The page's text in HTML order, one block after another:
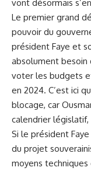
vont désormais
Le premier grand
pouvoir du
président Faye et
absolument besoin
voter les budgets
en 2024. C’est ici
blocage, car
calendrier
Si le président
du projet
moyens